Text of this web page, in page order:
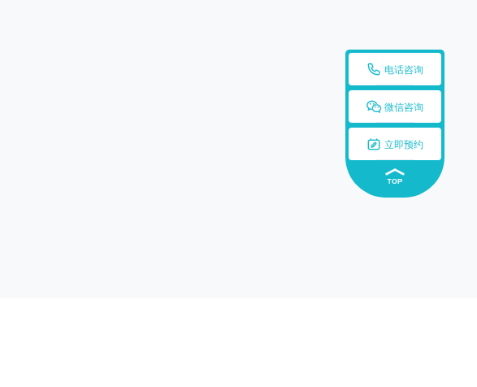
 电话咨询
 微信咨询
 立即预约